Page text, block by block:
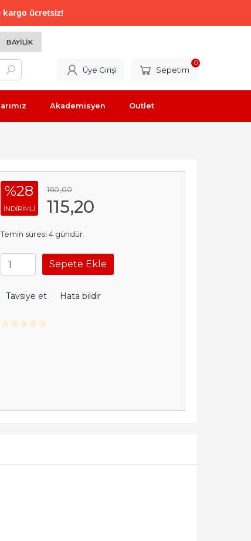
kargo ücretsiz!
BAYILIK
Üye Girişi Sepetim
0
Akademisyen Outlet
%28
INDIRIMLI
160,00
115,20
Temin süresi 4 gündür.
Sepete Ekle
Tavsiye et Hata bildir